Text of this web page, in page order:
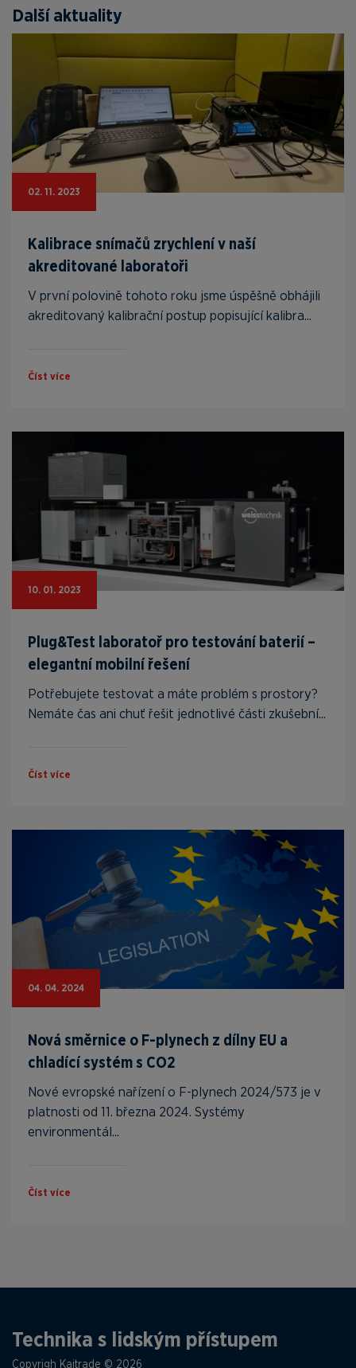
Další aktuality
02. 11. 2023
Kalibrace snímačů zrychlení v naší
akreditované laboratoři
V první polovině tohoto roku jsme úspěšně obhájili
akreditovaný kalibrační postup popisující kalibra...
Číst více
10. 01. 2023
Plug&Test laboratoř pro testování baterií –
elegantní mobilní řešení
Potřebujete testovat a máte problém s prostory?
Nemáte čas ani chuť řešit jednotlivé části zkušební...
Číst více
04. 04. 2024
Nová směrnice o F-plynech z dílny EU a
chladící systém s CO2
Nové evropské nařízení o F-plynech 2024/573 je v
platnosti od 11. března 2024. Systémy
environmentál...
Číst více
Technika s lidským přístupem
Copyrigh Kaitrade © 2026